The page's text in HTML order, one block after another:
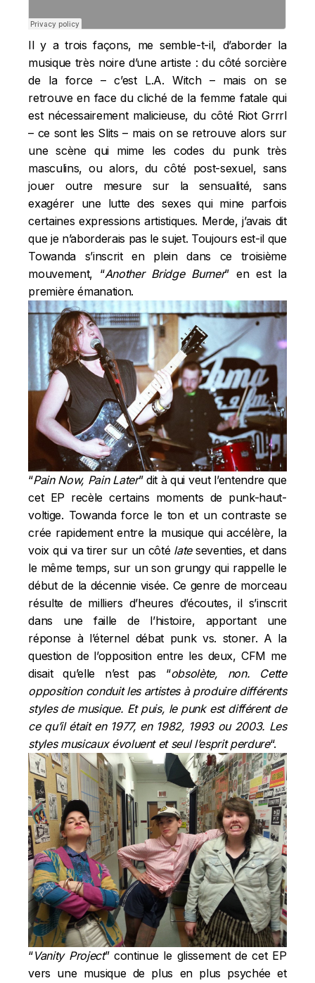
Il y a trois façons, me semble-t-il, d’aborder la
musique très noire d’une artiste : du côté sorcière
de la force – c’est L.A. Witch – mais on se
retrouve en face du cliché de la femme fatale qui
est nécessairement malicieuse, du côté Riot Grrrl
– ce sont les Slits – mais on se retrouve alors sur
une scène qui mime les codes du punk très
masculins, ou alors, du côté post-sexuel, sans
jouer outre mesure sur la sensualité, sans
exagérer une lutte des sexes qui mine parfois
certaines expressions artistiques. Merde, j’avais dit
que je n’aborderais pas le sujet. Toujours est-il que
Towanda s’inscrit en plein dans ce troisième
mouvement, “Another Bridge Burner” en est la
première émanation.
“Pain Now, Pain Later” dit à qui veut l’entendre que
cet EP recèle certains moments de punk-haut-
voltige. Towanda force le ton et un contraste se
crée rapidement entre la musique qui accélère, la
voix qui va tirer sur un côté lateseventies, et dans
le même temps, sur un son grungy qui rappelle le
début de la décennie visée. Ce genre de morceau
résulte de milliers d’heures d’écoutes, il s’inscrit
dans une faille de l’histoire, apportant une
réponse à l’éternel débat punk vs. stoner. A la
question de l’opposition entre les deux,CFM me
disait qu’elle n’est pas “obsolète, non. Cette
opposition conduit les artistes à produire différents
styles de musique. Et puis, le punk est différent de
ce qu’il était en 1977, en 1982, 1993 ou 2003. Les
styles musicaux évoluent et seul l’esprit perdure“.
“Vanity Project” continue le glissement de cet EP
vers une musique de plus en plus psychée et